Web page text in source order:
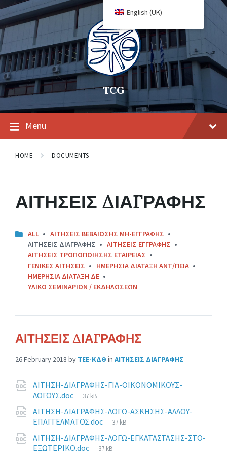
TCG
Menu
HOME DOCUMENTS
ΑΙΤΗΣΕΙΣ ΔΙΑΓΡΑΦΗΣ
ALL
ΑΙΤΗΣΕΙΣ ΒΕΒΑΙΩΣΗΣ ΜΗ-ΕΓΓΡΑΦΗΣ
ΑΙΤΗΣΕΙΣ ΔΙΑΓΡΑΦΗΣ
ΑΙΤΗΣΕΙΣ ΕΓΓΡΑΦΗΣ
ΑΙΤΗΣΕΙΣ ΤΡΟΠΟΠΟΙΗΣΗΣ ΕΤΑΙΡΕΙΑΣ
ΓΕΝΙΚΕΣ ΑΙΤΗΣΕΙΣ
ΗΜΕΡΗΣΙΑ ΔΙΑΤΑΞΗ ΑΝΤ/ΠΕΙΑ
ΗΜΕΡΗΣΙΑ ΔΙΑΤΑΞΗ ΔΕ
ΥΛΙΚΟ ΣΕΜΙΝΑΡΙΩΝ / ΕΚΔΗΛΩΣΕΩΝ
ΑΙΤΗΣΕΙΣ ΔΙΑΓΡΑΦΗΣ
26 February 2018 by ΤΕΕ-ΚΔΘ in ΑΙΤΗΣΕΙΣ ΔΙΑΓΡΑΦΗΣ
Attachments
ΑΙΤΗΣΗ-ΔΙΑΓΡΑΦΗΣ-ΓΙΑ-ΟΙΚΟΝΟΜΙΚΟΥΣ-
ΛΟΓΟΥΣ.doc
File
37 kB
ΑΙΤΗΣΗ-ΔΙΑΓΡΑΦΗΣ-ΛΟΓΩ-ΑΣΚΗΣΗΣ-ΑΛΛΟΥ-
ΕΠΑΓΓΕΛΜΑΤΟΣ.doc
File
37 kB
ΑΙΤΗΣΗ-ΔΙΑΓΡΑΦΗΣ-ΛΟΓΩ-ΕΓΚΑΤΑΣΤΑΣΗΣ-ΣΤΟ-
ΕΞΩΤΕΡΙΚΟ.doc
File
37 kB
English (UK)